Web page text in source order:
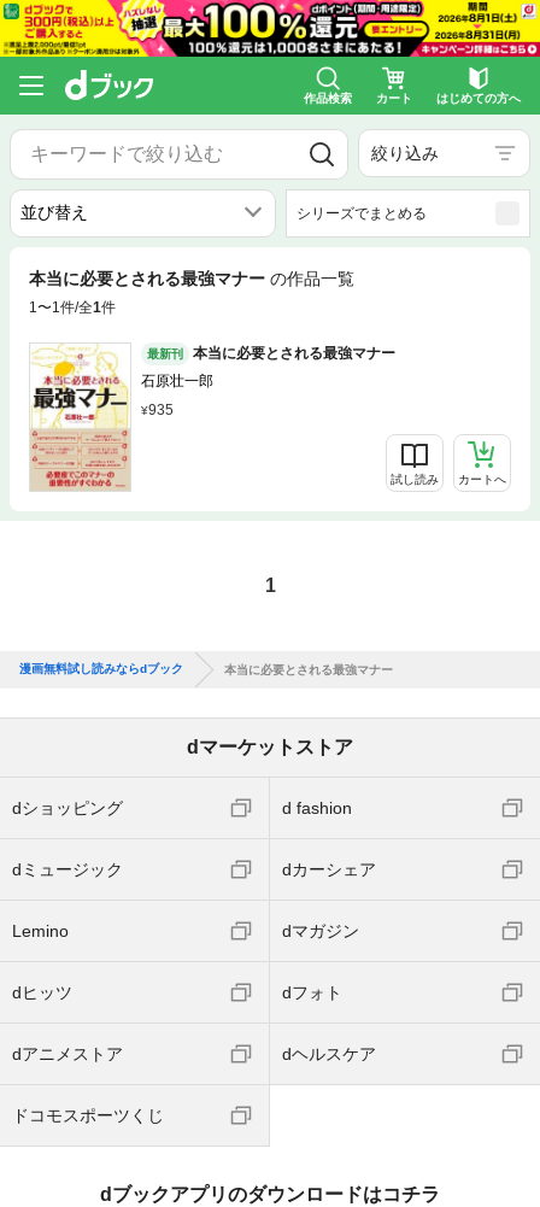
作品検索 カート はじめての方へ
絞り込み
シリーズでまとめる
本当に必要とされる最強マナー の作品一覧
1〜1件/全1件
最新刊
本当に必要とされる最強マナー
石原壮一郎
935
試し読み カートへ
1
漫画無料試し読みならdブック 本当に必要とされる最強マナー
dマーケットストア
dショッピング d fashion
dミュージック dカーシェア
Lemino dマガジン
dヒッツ dフォト
dアニメストア dヘルスケア
ドコモスポーツくじ
dブックアプリのダウンロードはコチラ